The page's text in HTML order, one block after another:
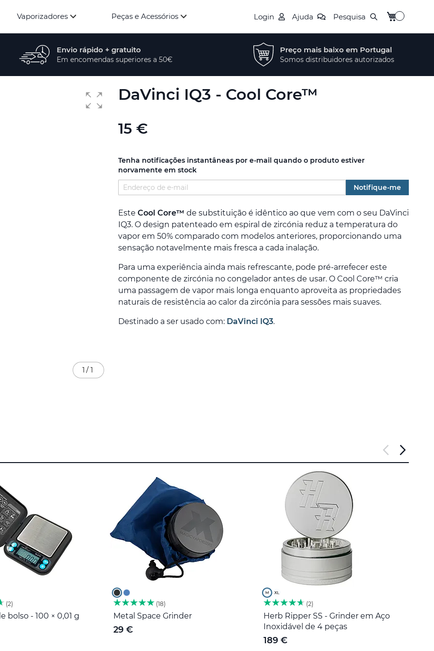
Vaporizadores Peças e Acessórios Login Ajuda Pesquisa O Meu
Envio rápido + gratuito
Em encomendas superiores a 50€
Preço mais baixo em Portugal
Somos distribuidores autorizados
DaVinci IQ3 - Cool Core™
15 €
Tenha notificações instantâneas por e-mail quando o produto estiver
norvamente em stock
Notifique-me
Este Cool Core™ de substituição é idêntico ao que vem com o seu DaVinci
IQ3. O design patenteado em espiral de zircónia reduz a temperatura do
vapor em 50% comparado com modelos anteriores, proporcionando uma
sensação notavelmente mais fresca a cada inalação.
Para uma experiência ainda mais refrescante, pode pré-arrefecer este
componente de zircónia no congelador antes de usar. O Cool Core™ cria
uma passagem de vapor mais longa enquanto aproveita as propriedades
naturais de resistência ao calor da zircónia para sessões mais suaves.
Destinado a ser usado com: DaVinci IQ3.
1 / 1
2
bolso - 100 × 0,01 g
18
Metal Space Grinder
29 €
2
Herb Ripper SS - Grinder em Aço
Inoxidável de 4 peças
189 €